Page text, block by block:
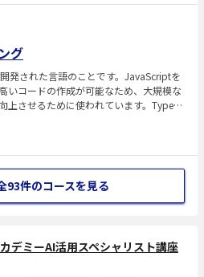
グ
発された言語のことです。JavaScriptを
いコードの作成が可能なため、大規模な
上させるために使われています。TypeSc
93件のコースを見る
デミーAI活用スペシャリスト講座